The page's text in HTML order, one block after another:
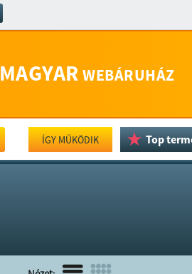
MAGYAR WEBÁRUHÁZ
ÍGY MŰKÖDIK Top